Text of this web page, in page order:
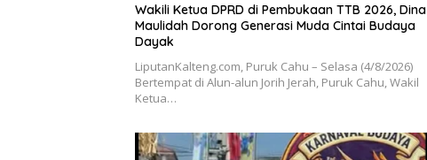
Wakili Ketua DPRD di Pembukaan TTB 2026, Dina
Maulidah Dorong Generasi Muda Cintai Budaya
Dayak
LiputanKalteng.com, Puruk Cahu – Selasa (4/8/2026)
Bertempat di Alun-alun Jorih Jerah, Puruk Cahu, Wakil
Ketua…